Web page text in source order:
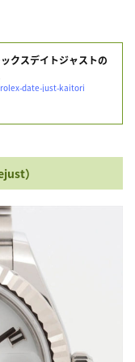
クスデイトジャストの
date-just-kaitori
）